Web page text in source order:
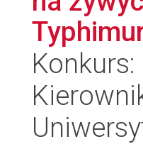
Konkurs: